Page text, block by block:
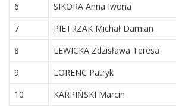
6
SIKORA Anna Iwona
7
PIETRZAK Michał Damian
8
LEWICKA Zdzisława Teresa
9
LORENC Patryk
10
KARPIŃSKI Marcin